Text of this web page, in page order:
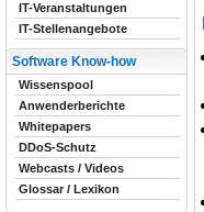
IT-Veranstaltungen
IT-Stellenangebote
Software Know-how
Wissenspool
Anwenderberichte
Whitepapers
DDoS-Schutz
Webcasts / Videos
Glossar / Lexikon